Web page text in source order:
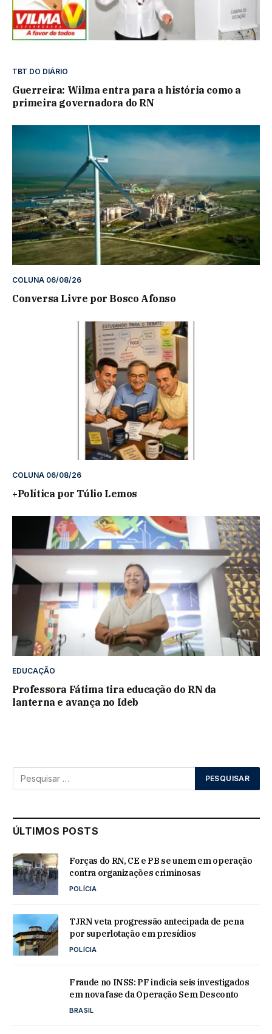
TBT DO DIÁRIO
Guerreira: Wilma entra para a história como a
primeira governadora do RN
COLUNA 06/08/26
Conversa Livre por Bosco Afonso
COLUNA 06/08/26
+Política por Túlio Lemos
EDUCAÇÃO
Professora Fátima tira educação do RN da
lanterna e avança no Ideb
ÚLTIMOS POSTS
Forças do RN, CE e PB se unem em operação
contra organizações criminosas
POLÍCIA
TJRN veta progressão antecipada de pena
por superlotação em presídios
POLÍCIA
Fraude no INSS: PF indicia seis investigados
em nova fase da Operação Sem Desconto
BRASIL